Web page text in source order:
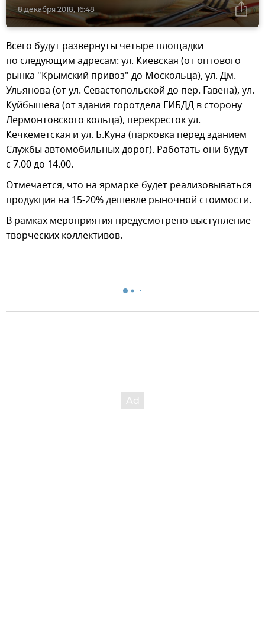
8 декабря 2018, 16:48
Всего будут развернуты четыре площадки
по следующим адресам: ул. Киевская (от оптового
рынка "Крымский привоз" до Москольца), ул. Дм.
Ульянова (от ул. Севастопольской до пер. Гавена), ул.
Куйбышева (от здания горотдела ГИБДД в сторону
Лермонтовского кольца), перекресток ул.
Кечкеметская и ул. Б.Куна (парковка перед зданием
Службы автомобильных дорог). Работать они будут
с 7.00 до 14.00.
Отмечается, что на ярмарке будет реализовываться
продукция на 15-20% дешевле рыночной стоимости.
В рамках мероприятия предусмотрено выступление
творческих коллективов.